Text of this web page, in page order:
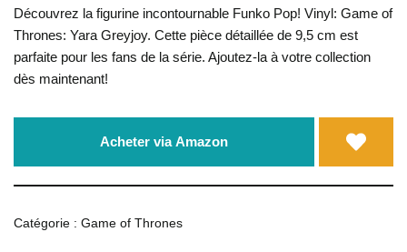
Découvrez la figurine incontournable Funko Pop! Vinyl: Game of
Thrones: Yara Greyjoy. Cette pièce détaillée de 9,5 cm est
parfaite pour les fans de la série. Ajoutez-la à votre collection
dès maintenant!
Acheter via Amazon
Catégorie : Game of Thrones